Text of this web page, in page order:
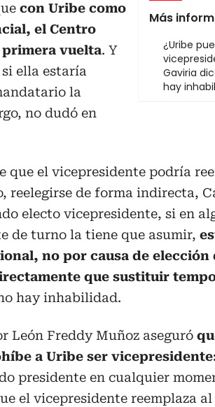
Más
¿Uribe
Gaviria
hay
con Uribe como
el Centro
vuelta. Y
ella estaría
la
no dudó en
que el vicepresidente podría
reelegirse de forma indirecta,
electo vicepresidente, si en
de turno la tiene que asumir,
no por causa de
que sustituir
hay inhabilidad.
León Freddy Muñoz aseguró
a Uribe ser
presidente en cualquier
el vicepresidente reemplaza